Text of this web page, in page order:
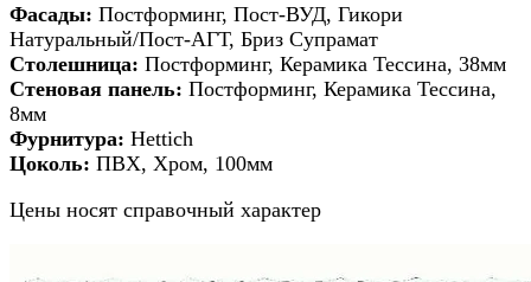
Фасады: Постформинг, Пост-ВУД, Гикори
Натуральный/Пост-АГТ, Бриз Супрамат
Столешница: Постформинг, Керамика Тессина, 38мм
Стеновая панель: Постформинг, Керамика Тессина,
8мм
Фурнитура: Hettich
Цоколь: ПВХ, Хром, 100мм
Цены носят справочный характер